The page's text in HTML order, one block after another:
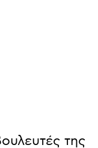
της